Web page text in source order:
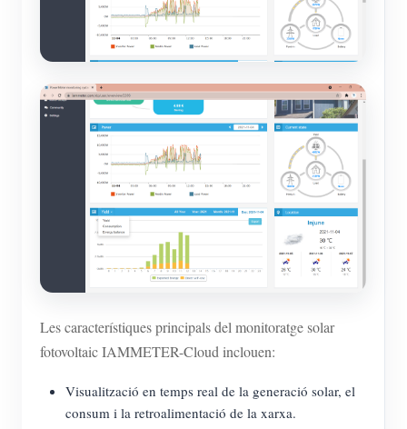
Les característiques principals del monitoratge solar
fotovoltaic IAMMETER-Cloud inclouen:
Visualització en temps real de la generació solar, el
consum i la retroalimentació de la xarxa.